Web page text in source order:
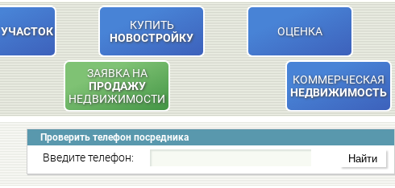
УЧАСТОК
КУПИТЬ
НОВОСТРОЙКУ
ОЦЕНКА
ЗАЯВКА НА
ПРОДАЖУ
НЕДВИЖИМОСТИ
КОММЕРЧЕСКАЯ
НЕДВИЖИМОСТЬ
Проверить телефон посредника
Введите телефон: